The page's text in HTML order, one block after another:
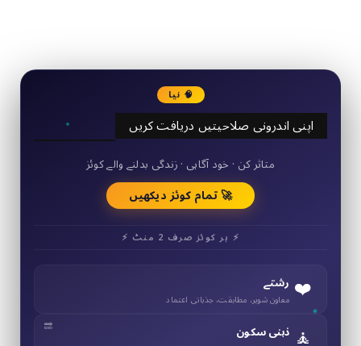
🧠 نیا
اپنی اندرونی صلاحیتیں دریافت کریں
50+ مختصر کوئز
متاثر کن · خود آگاہی · زندگی بدلنے والے کوئز
🚀 تمام کوئز دیکھیں
⚡ ہر کوئز صرف 2 منٹ ⚡
❤️ رشتے
معاون شوہر، مطابقت، جذباتی اعتماد
🧘 ذہنی سکون